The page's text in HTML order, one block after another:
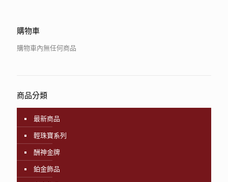
購物車
購物車內無任何商品
商品分類
最新商品
輕珠寶系列
酬神金牌
鉑金飾品